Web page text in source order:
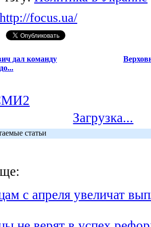
http://focus.ua/
дал команду
Загрузка...
статьи
с апреля увеличат